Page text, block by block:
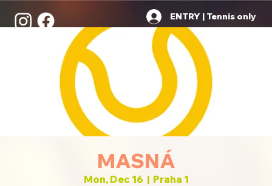
ENTRY | Tennis only
MASNÁ
Mon, Dec 16
  |
Praha 1